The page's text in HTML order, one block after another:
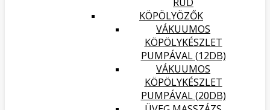
KÖPÖLYÖZŐK
VÁKUUMOS
KÖPÖLYKÉSZLET
PUMPÁVAL (12DB)
VÁKUUMOS
KÖPÖLYKÉSZLET
PUMPÁVAL (20DB)